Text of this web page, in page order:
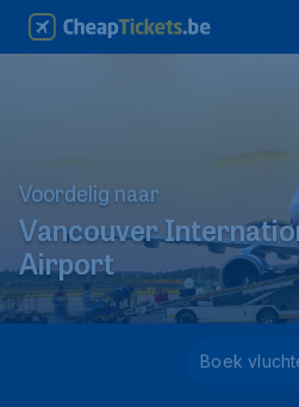
Voordelig naar
Vancouver
Airport
Boek